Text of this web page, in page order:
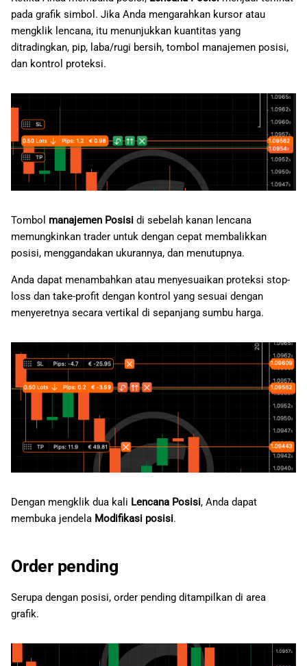
pada grafik simbol. Jika Anda mengarahkan kursor atau
mengklik lencana, itu menunjukkan kuantitas yang
ditradingkan, pip, laba/rugi bersih, tombol manajemen posisi,
dan kontrol proteksi.
Tombol manajemen Posisi di sebelah kanan lencana
memungkinkan trader untuk dengan cepat membalikkan
posisi, menggandakan ukurannya, dan menutupnya.
Anda dapat menambahkan atau menyesuaikan proteksi stop-
loss dan take-profit dengan kontrol yang sesuai dengan
menyeretnya secara vertikal di sepanjang sumbu harga.
Dengan mengklik dua kali Lencana Posisi, Anda dapat
membuka jendela Modifikasi posisi.
Order pending
Serupa dengan posisi, order pending ditampilkan di area
grafik.